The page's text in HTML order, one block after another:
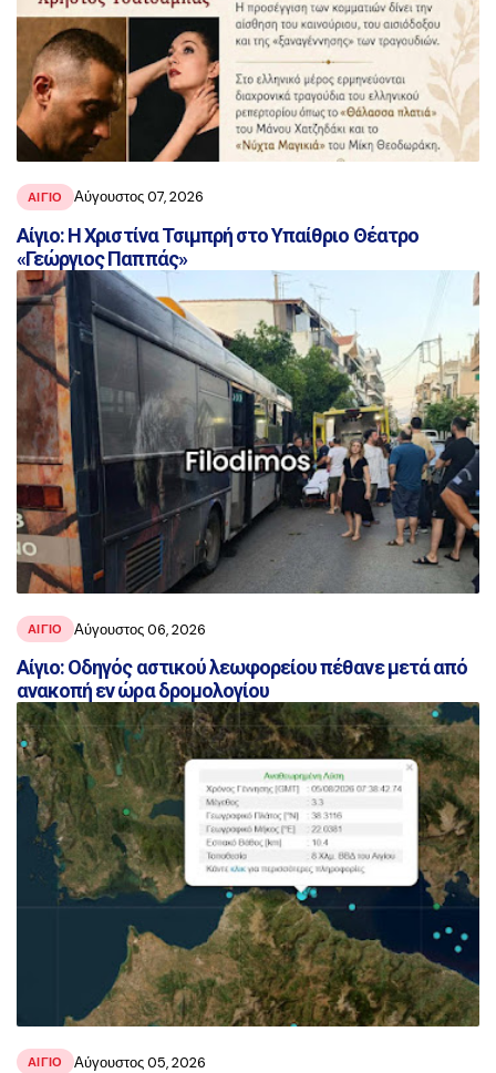
ΑΙΓΙΟ Αύγουστος 07, 2026
Αίγιο: Η Χριστίνα Τσιμπρή στο Υπαίθριο Θέατρο
«Γεώργιος Παππάς»
ΑΙΓΙΟ Αύγουστος 06, 2026
Αίγιο: Οδηγός αστικού λεωφορείου πέθανε μετά από
ανακοπή εν ώρα δρομολογίου
ΑΙΓΙΟ Αύγουστος 05, 2026